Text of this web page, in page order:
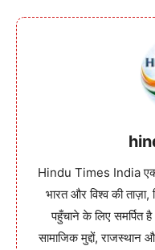
Hindu Times India एक
भारत और विश्व की
पहुँचाने के लिए समर्पित
सामाजिक मुद्दों,